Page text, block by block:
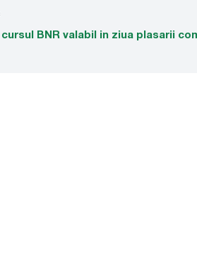
BNR valabil in ziua plasarii